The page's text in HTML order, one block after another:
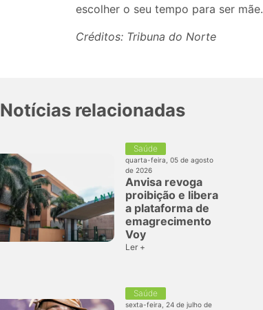
escolher o seu tempo para ser mãe.
Créditos: Tribuna do Norte
Notícias relacionadas
Saúde
quarta-feira, 05 de agosto
de 2026
Anvisa revoga
proibição e libera
a plataforma de
emagrecimento
Voy
Ler +
Saúde
sexta-feira, 24 de julho de